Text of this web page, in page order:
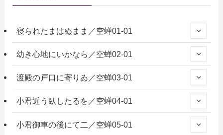
寝られたまはぬまま／空蝉01-01
幼き心地にいかなら／空蝉02-01
渡殿の戸口に寄りゐ／空蝉03-01
小君近う臥したるを／空蝉04-01
小君御車の後にて二／空蝉05-01